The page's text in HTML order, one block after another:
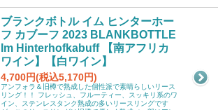
ブランクボトル イム ヒンターホー
フ カブーフ 2023 BLANKBOTTLE
Im Hinterhofkabuff 【南アフリカ
ワイン】【白ワイン】
4,700円(税込5,170円)
アンフォラ＆旧樽で熟成した個性派で素晴らしいリース
リング！！ フレッシュ、フルーティー、スッキリ系のワ
イン、ステンレスタンク熟成の多いリースリングです